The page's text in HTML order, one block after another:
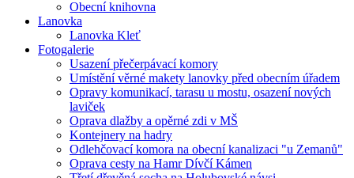
Obecní knihovna
Lanovka
Lanovka Kleť
Fotogalerie
Usazení přečerpávací komory
Umístění věrné makety lanovky před obecním úřadem
Opravy komunikací, tarasu u mostu, osazení nových
laviček
Oprava dlažby a opěrné zdi v MŠ
Kontejnery na hadry
Odlehčovací komora na obecní kanalizaci "u Zemanů"
Oprava cesty na Hamr Dívčí Kámen